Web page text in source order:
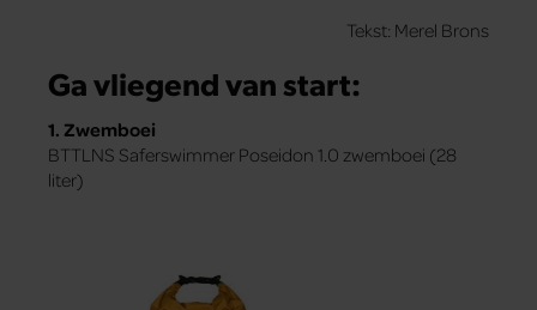
Tekst: Merel Brons
Ga vliegend van start:
1. Zwemboei
BTTLNS Saferswimmer Poseidon 1.0 zwemboei (28
liter)